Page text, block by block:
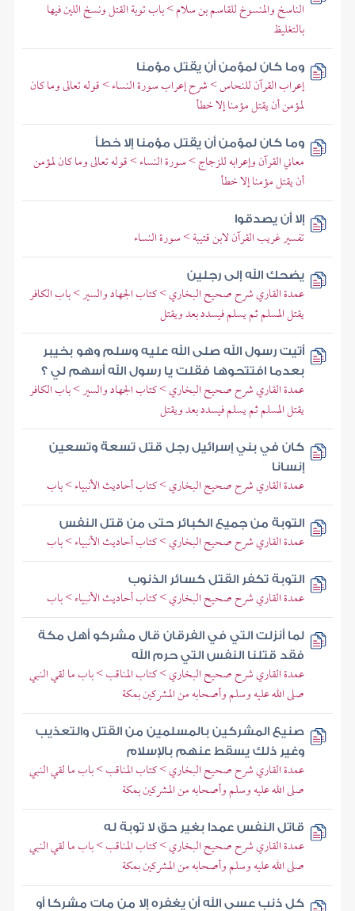
الناسخ والمنسوخ للقاسم بن سلام > باب توبة القتل ونسخ اللين فيها
بالتغليظ
وما كان لمؤمن أن يقتل مؤمنا
إعراب القرآن للنحاس > شرح إعراب سورة النساء > قوله تعالى وما كان
لمؤمن أن يقتل مؤمنا إلا خطأ
وما كان لمؤمن أن يقتل مؤمنا إلا خطأ
معاني القرآن وإعرابه للزجاج > سورة النساء > قوله تعالى وما كان لمؤمن
أن يقتل مؤمنا إلا خطأ
إلا أن يصدقوا
تفسير غريب القرآن لابن قتيبة > سورة النساء
يضحك الله إلى رجلين
عمدة القاري شرح صحيح البخاري > كتاب الجهاد والسير > باب الكافر
يقتل المسلم ثم يسلم فيسدد بعد ويقتل
أتيت رسول الله صلى الله عليه وسلم وهو بخيبر
بعدما افتتحوها فقلت يا رسول الله أسهم لي ؟
عمدة القاري شرح صحيح البخاري > كتاب الجهاد والسير > باب الكافر
يقتل المسلم ثم يسلم فيسدد بعد ويقتل
كان في بني إسرائيل رجل قتل تسعة وتسعين
إنسانا
عمدة القاري شرح صحيح البخاري > كتاب أحاديث الأنبياء > باب
التوبة من جميع الكبائر حتى من قتل النفس
عمدة القاري شرح صحيح البخاري > كتاب أحاديث الأنبياء > باب
التوبة تكفر القتل كسائر الذنوب
عمدة القاري شرح صحيح البخاري > كتاب أحاديث الأنبياء > باب
لما أنزلت التي في الفرقان قال مشركو أهل مكة
فقد قتلنا النفس التي حرم الله
عمدة القاري شرح صحيح البخاري > كتاب المناقب > باب ما لقي النبي
صلى الله عليه وسلم وأصحابه من المشركين بمكة
صنيع المشركين بالمسلمين من القتل والتعذيب
وغير ذلك يسقط عنهم بالإسلام
عمدة القاري شرح صحيح البخاري > كتاب المناقب > باب ما لقي النبي
صلى الله عليه وسلم وأصحابه من المشركين بمكة
قاتل النفس عمدا بغير حق لا توبة له
عمدة القاري شرح صحيح البخاري > كتاب المناقب > باب ما لقي النبي
صلى الله عليه وسلم وأصحابه من المشركين بمكة
كل ذنب عسى الله أن يغفره إلا من مات مشركا أو